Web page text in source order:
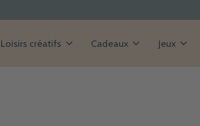
Loisirs créatifs Cadeaux Jeux